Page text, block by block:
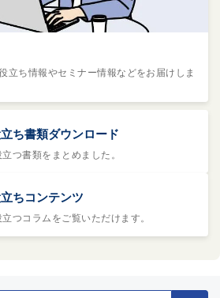
立ち情報やセミナー情報などをお届けしま
ち書類ダウンロード
つ書類をまとめました。
ちコンテンツ
つコラムをご覧いただけます。